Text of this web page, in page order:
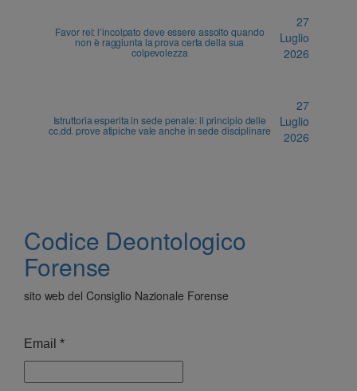
Favor rei: l’incolpato deve essere assolto quando
non è raggiunta la prova certa della sua
colpevolezza
27
Luglio
2026
Istruttoria esperita in sede penale: il principio delle
cc.dd. prove atipiche vale anche in sede disciplinare
27
Luglio
2026
Codice Deontologico
Forense
sito web del Consiglio Nazionale Forense
Email *